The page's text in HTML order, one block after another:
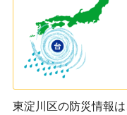
東淀川区の防災情報は